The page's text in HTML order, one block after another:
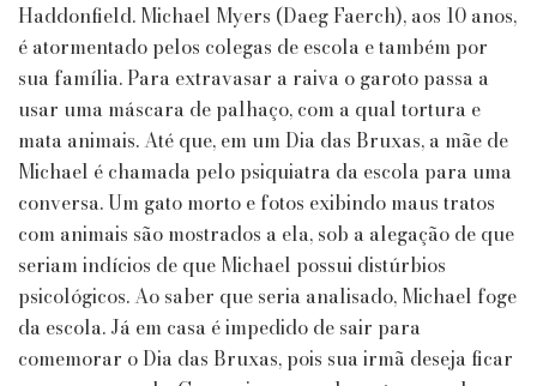
Haddonfield. Michael Myers (Daeg Faerch), aos 10 anos,
é atormentado pelos colegas de escola e também por
sua família. Para extravasar a raiva o garoto passa a
usar uma máscara de palhaço, com a qual tortura e
mata animais. Até que, em um Dia das Bruxas, a mãe de
Michael é chamada pelo psiquiatra da escola para uma
conversa. Um gato morto e fotos exibindo maus tratos
com animais são mostrados a ela, sob a alegação de que
seriam indícios de que Michael possui distúrbios
psicológicos. Ao saber que seria analisado, Michael foge
da escola. Já em casa é impedido de sair para
comemorar o Dia das Bruxas, pois sua irmã deseja ficar